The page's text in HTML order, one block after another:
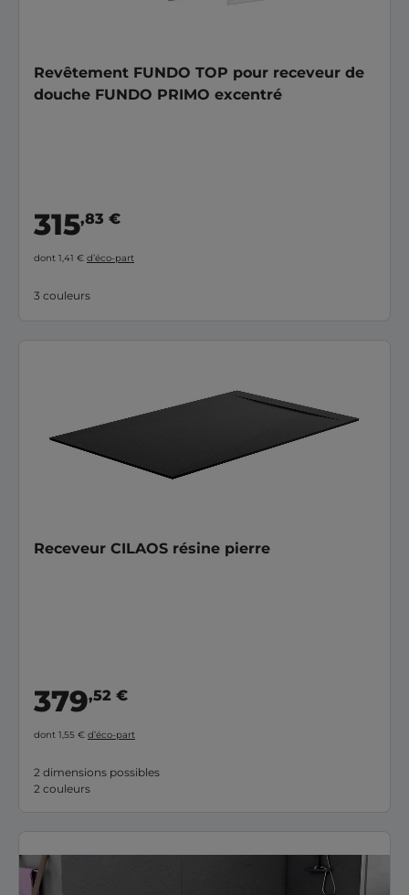
Revêtement FUNDO TOP pour receveur de
douche FUNDO PRIMO excentré
315,83 €
dont 1,41 € d’éco-part
3 couleurs
Receveur CILAOS résine pierre
379,52 €
dont 1,55 € d’éco-part
2 dimensions possibles
2 couleurs